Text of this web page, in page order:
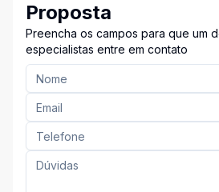
Proposta
Preencha os campos para que um
especialistas entre em contato